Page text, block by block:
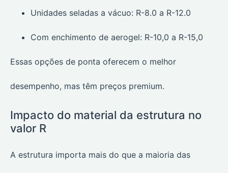
Unidades seladas a vácuo: R-8.0 a R-12.0
Com enchimento de aerogel: R-10,0 a R-15,0
Essas opções de ponta oferecem o melhor
desempenho, mas têm preços premium.
Impacto do material da estrutura no
valor R
A estrutura importa mais do que a maioria das